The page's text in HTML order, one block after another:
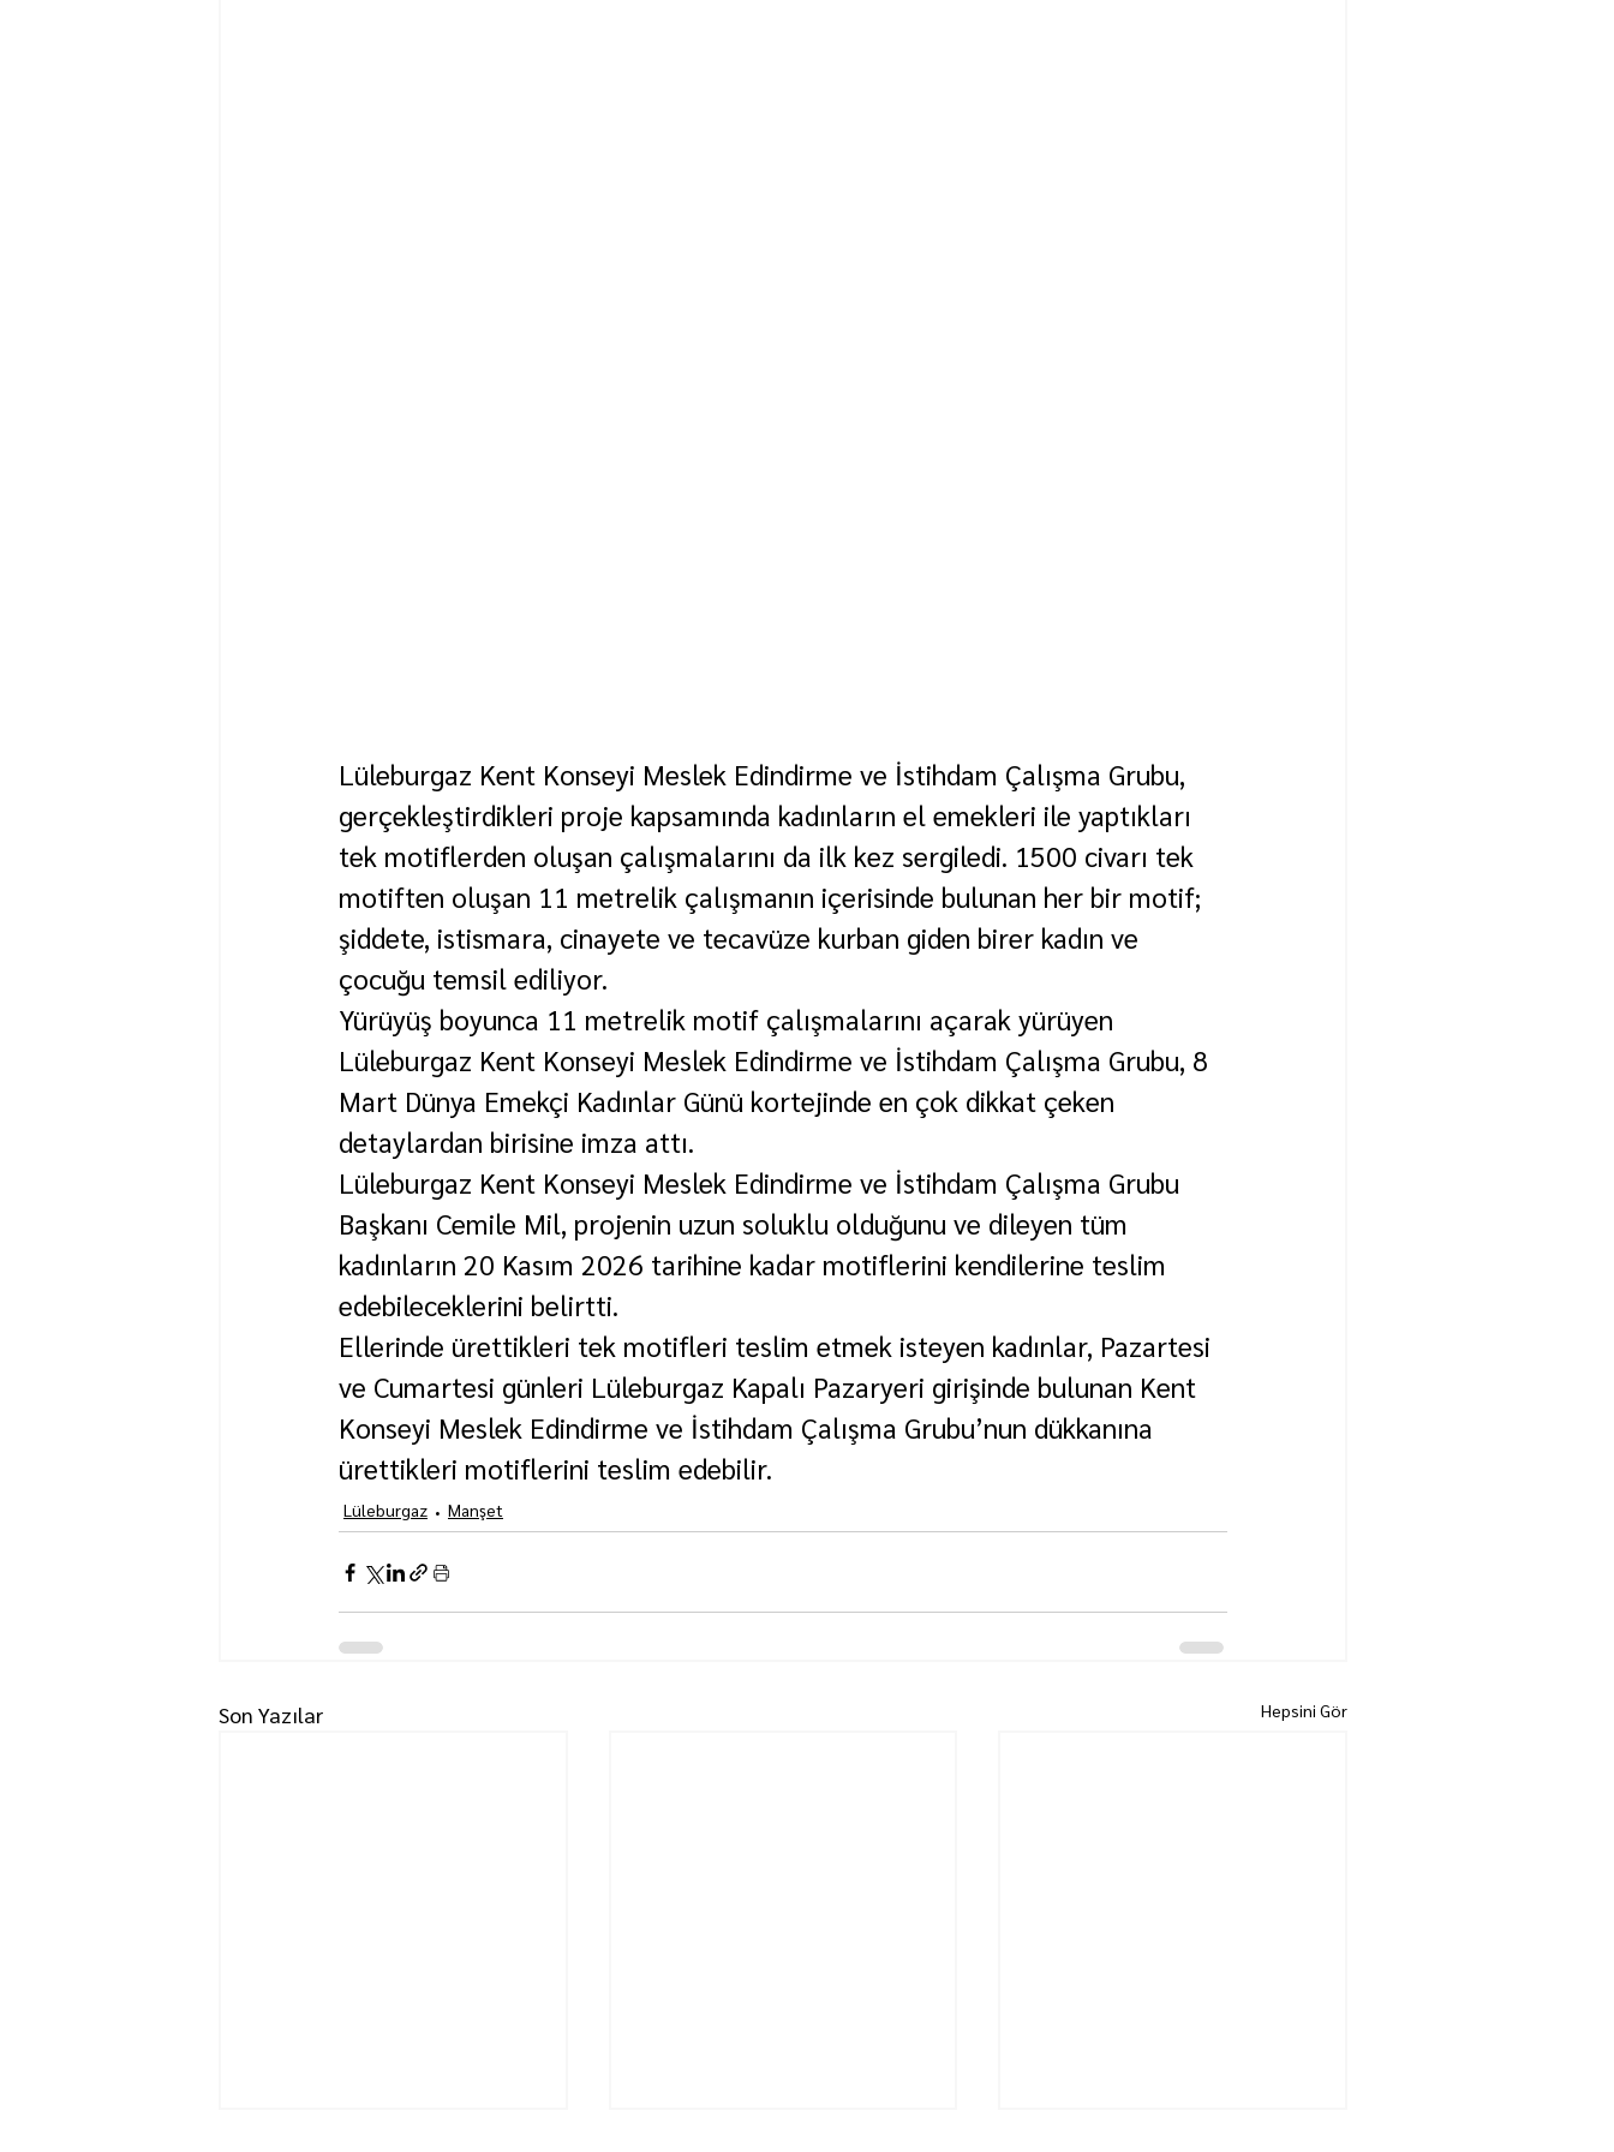
Lüleburgaz Kent Konseyi Meslek Edindirme ve İstihdam Çalışma Grubu,
gerçekleştirdikleri proje kapsamında kadınların el emekleri ile yaptıkları
tek motiflerden oluşan çalışmalarını da ilk kez sergiledi. 1500 civarı tek
motiften oluşan 11 metrelik çalışmanın içerisinde bulunan her bir motif;
şiddete, istismara, cinayete ve tecavüze kurban giden birer kadın ve
çocuğu temsil ediliyor.
Yürüyüş boyunca 11 metrelik motif çalışmalarını açarak yürüyen
Lüleburgaz Kent Konseyi Meslek Edindirme ve İstihdam Çalışma Grubu, 8
Mart Dünya Emekçi Kadınlar Günü kortejinde en çok dikkat çeken
detaylardan birisine imza attı.
Lüleburgaz Kent Konseyi Meslek Edindirme ve İstihdam Çalışma Grubu
Başkanı Cemile Mil, projenin uzun soluklu olduğunu ve dileyen tüm
kadınların 20 Kasım 2026 tarihine kadar motiflerini kendilerine teslim
edebileceklerini belirtti.
Ellerinde ürettikleri tek motifleri teslim etmek isteyen kadınlar, Pazartesi
ve Cumartesi günleri Lüleburgaz Kapalı Pazaryeri girişinde bulunan Kent
Konseyi Meslek Edindirme ve İstihdam Çalışma Grubu’nun dükkanına
ürettikleri motiflerini teslim edebilir.
Lüleburgaz Manşet
Son Yazılar Hepsini Gör